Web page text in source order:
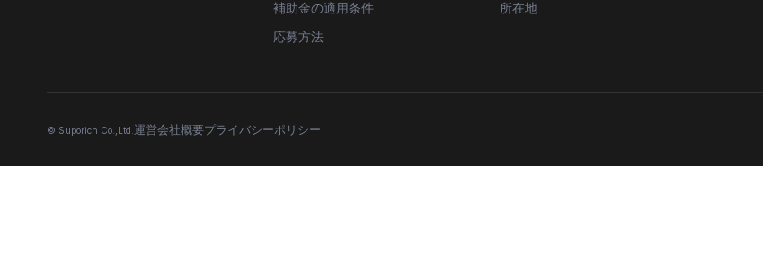
補助金の適用条件
応募方法
所在地
© Suporich Co.,Ltd. 運営会社概要プライバシーポリシー